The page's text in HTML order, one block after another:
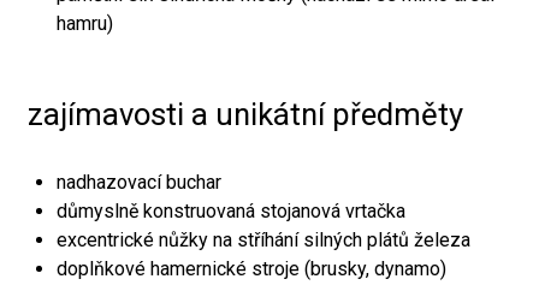
hamru)
zajímavosti a unikátní předměty
nadhazovací buchar
důmyslně konstruovaná stojanová vrtačka
excentrické nůžky na stříhání silných plátů železa
doplňkové hamernické stroje (brusky, dynamo)